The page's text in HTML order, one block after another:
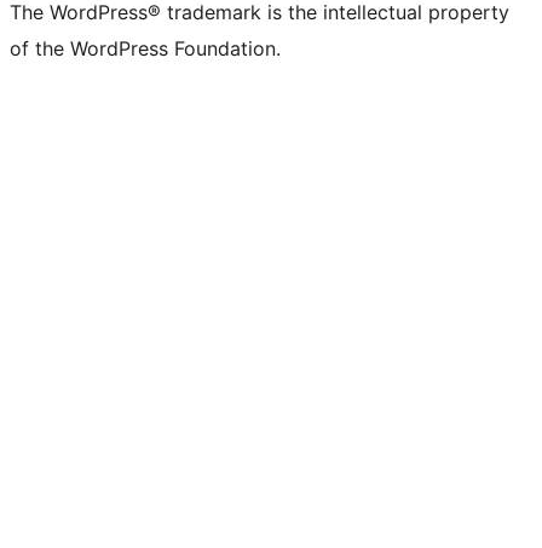
The WordPress® trademark is the intellectual property
of the WordPress Foundation.